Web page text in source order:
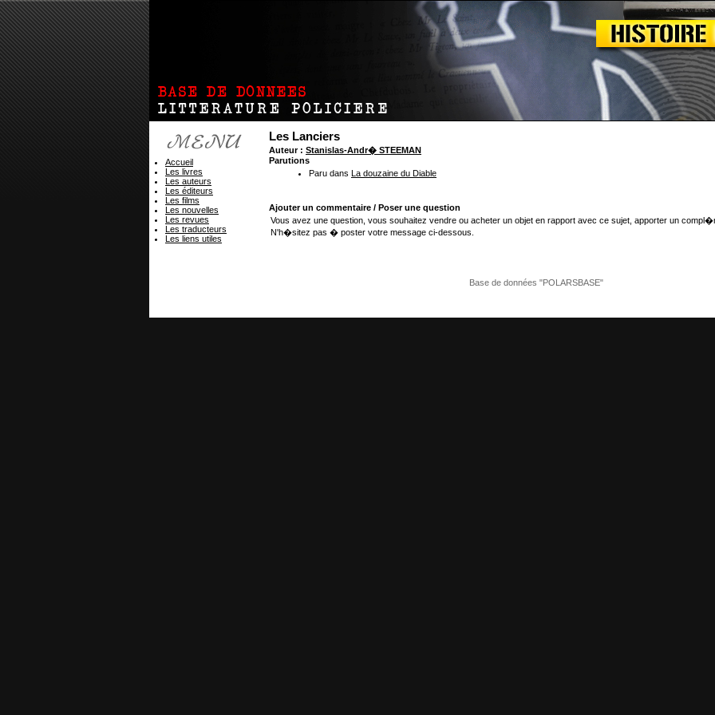
Les Lanciers
Auteur : Stanislas-Andr� STEEMAN
Parutions
Paru dans La douzaine du Diable
Ajouter un commentaire / Poser une question
Vous avez une question, vous souhaitez vendre ou acheter un objet en rapport avec ce sujet, apporter un
N'h�sitez pas � poster votre message ci-dessous.
Accueil
Les livres
Les auteurs
Les éditeurs
Les films
Les nouvelles
Les revues
Les traducteurs
Les liens utiles
Base de données "POLARSBASE"